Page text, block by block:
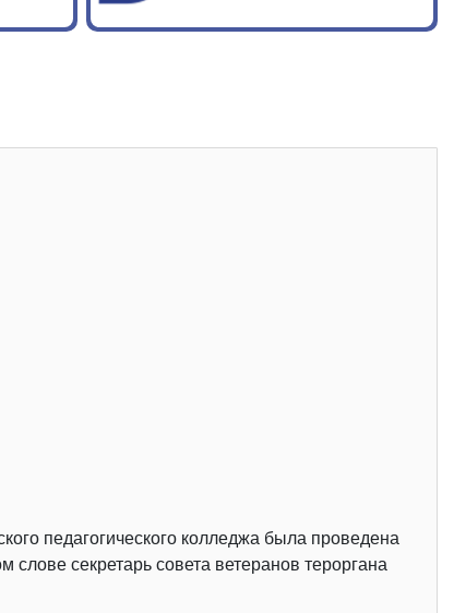
педагогического колледжа была проведена
секретарь совета ветеранов тероргана